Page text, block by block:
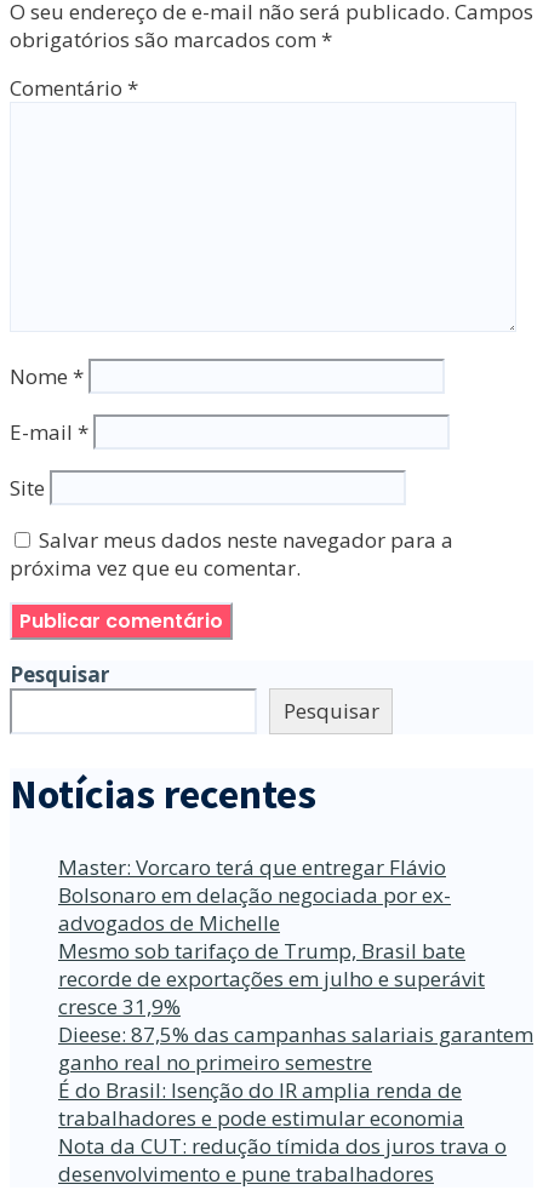
O seu endereço de e-mail não será publicado. Campos
obrigatórios são marcados com *
Comentário *
Nome *
E-mail *
Site
Salvar meus dados neste navegador para a
próxima vez que eu comentar.
Pesquisar
Pesquisar
Notícias recentes
Master: Vorcaro terá que entregar Flávio
Bolsonaro em delação negociada por ex-
advogados de Michelle
Mesmo sob tarifaço de Trump, Brasil bate
recorde de exportações em julho e superávit
cresce 31,9%
Dieese: 87,5% das campanhas salariais garantem
ganho real no primeiro semestre
É do Brasil: Isenção do IR amplia renda de
trabalhadores e pode estimular economia
Nota da CUT: redução tímida dos juros trava o
desenvolvimento e pune trabalhadores